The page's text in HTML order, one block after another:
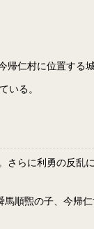
帰仁村に位置する
いる。
らに利勇の反
順煕の子、今帰